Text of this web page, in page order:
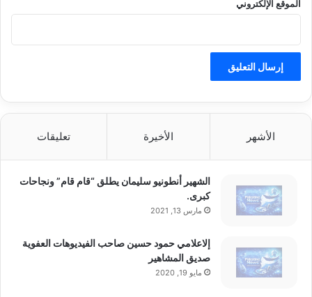
الموقع الإلكتروني
الأشهر الأخيرة تعليقات
الشهير أنطونيو سليمان يطلق “قام قام” ونجاحات
كبرى.
مارس 13, 2021
إلاعلامي حمود حسين صاحب الفيديوهات العفوية
صديق المشاهير
مايو 19, 2020